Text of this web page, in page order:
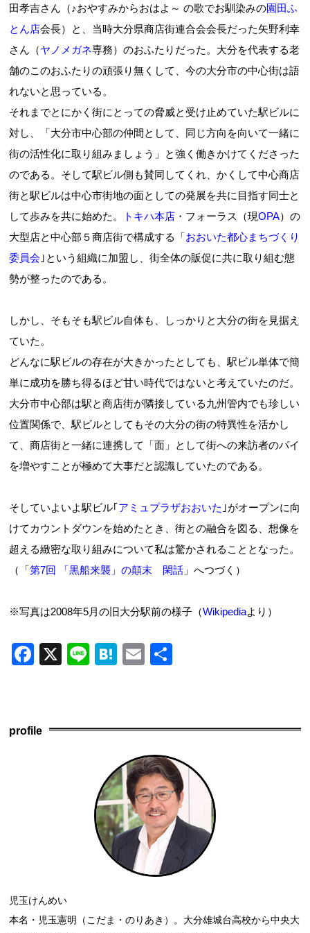
田孝吉さん（♪おやすみからおはよ～ の歌でお馴染みの園田ふ
とん店会長）と、当時大分県商店街連合会会長だった矢野利幸
さん（ヤノメガネ専務）のおふたりだった。大分を代表する老
舗のこのおふたりの頑張り無くして、今の大分市の中心街は語
れないと思っている。
それまでとにかく街にとっての脅威と受け止めていた駅ビルに
対し、「大分市中心部の仲間として、同じ方向を向いて一緒に
街の活性化に取り組みましょう」と強く働きかけてくださった
のである。そして駅ビル側も賛同してくれ、かくして中心商店
街と駅ビルは中心市街地の面としての発展を共に目指す同士と
して歩みを共に始めた。
トキハ本店 ・フォーラス（現OPA）の
大型店と中心部５商店街で構成する「おおいた都心まちづくり
委員会 ｣という組織に加盟し、街全体の販促に共に取り組む態
勢が整ったのである。
しかし、そもそも駅ビル自体も、しっかりと大分の街を見据え
ていた。
どんなに駅ビルの存在が大きかったとしても、駅ビル単体で簡
単に成功を勝ち得るほど甘い時代ではないと考えていたのだ。
大分市中心部は駅と商店街が隣接している九州管内でも珍しい
位置関係で、駅ビルとしてもその大分の街の特異性を活かし
て、商店街と一緒に連携して「面」として街への来訪者のパイ
を増やすことが極めて大事だと認識していたのである。
そしていよいよ駅ビル｢アミュプラザおおいた ｣がオープンに向
けてカウントダウンを始めたとき、街との融合を図る、想像を
超える緻密な取り組みについて私は驚かされることとなった。
（「第7回 「黒船来襲」の顛末 閑話 」へつづく）
※写真は2008年5月の旧大分駅前の様子（Wikipediaより）
F
e
b
X
Li
H
n
E
profile
児玉けんめい
本名・児玉憲明（こだま・のりあき）。大分雄城台高校から中央大